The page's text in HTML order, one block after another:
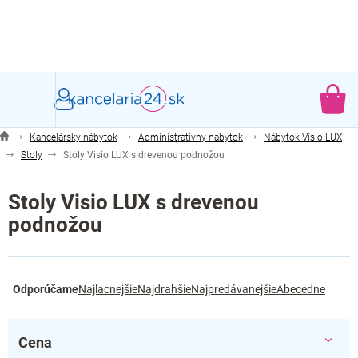
Kancelársky nábytok Administratívny nábytok
Nábytok Visio LUX
Stoly
Stoly Visio LUX s drevenou podnožou
Stoly Visio LUX s drevenou
podnožou
a
n
OdporúčameNajlacnejšieNajdrahšieNajpredávanejšieAbecedne
Cena